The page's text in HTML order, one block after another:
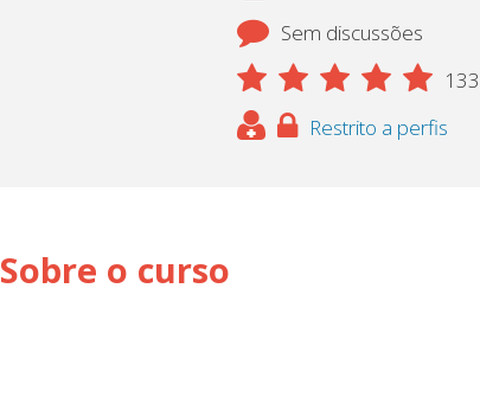
Sem discussões
133
Restrito a perfis
Sobre o curso